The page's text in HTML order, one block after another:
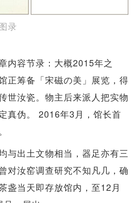
录
内容节录：大概2015年之
正筹备「宋磁の美」展览，得
世汝瓷。物主后来派人把实物
真伪。 2016年3月，馆长首
与出土文物相当，器足亦有三
对汝窑调查研究不知凡几，确
盏当天即存放馆内，至12月